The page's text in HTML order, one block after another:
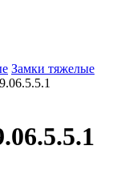
Замки тяжелые